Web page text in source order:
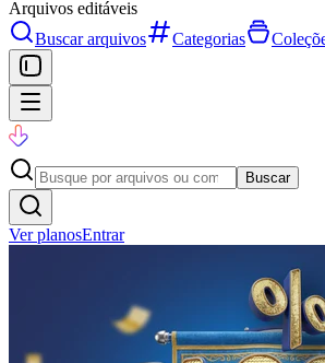
Arquivos editáveis
Buscar arquivos
Categorias
Buscar
Ver planosEntrar